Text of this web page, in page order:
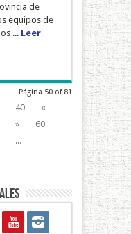
de
equipos de
... Leer
Página 50 of 81
40
«
»
60
...